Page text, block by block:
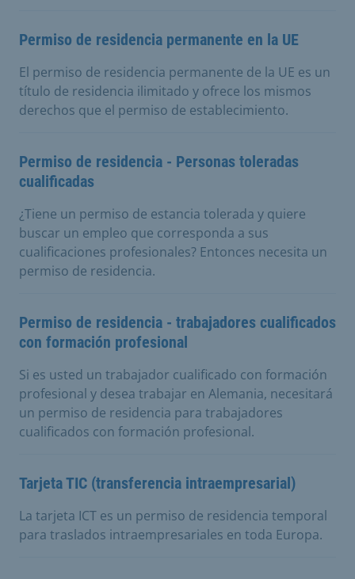
Permiso de residencia permanente en la UE
El permiso de residencia permanente de la UE es un
título de residencia ilimitado y ofrece los mismos
derechos que el permiso de establecimiento.
Permiso de residencia - Personas toleradas
cualificadas
¿Tiene un permiso de estancia tolerada y quiere
buscar un empleo que corresponda a sus
cualificaciones profesionales? Entonces necesita un
permiso de residencia.
Permiso de residencia - trabajadores cualificados
con formación profesional
Si es usted un trabajador cualificado con formación
profesional y desea trabajar en Alemania, necesitará
un permiso de residencia para trabajadores
cualificados con formación profesional.
Tarjeta TIC (transferencia intraempresarial)
La tarjeta ICT es un permiso de residencia temporal
para traslados intraempresariales en toda Europa.